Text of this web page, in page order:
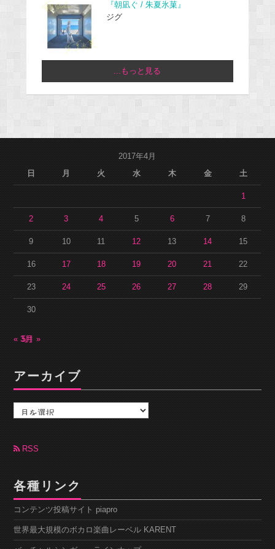
『朝凪ぐ / 朱夏氷菓』
ジグ
...もっと見る
2017年4月
日
月 火 水 木 金 土
1
2 3 4 5 6 7 8
9 10 11 12 13 14 15
16 17 18 19 20 21 22
23 24 25 26 27 28 29
30
« 3月5月 »
アーカイブ
カ
ブ RSS
各種リンク
コンテンツ投稿サイト piapro
世界最大規模のボカロ楽曲レーベル KARENT